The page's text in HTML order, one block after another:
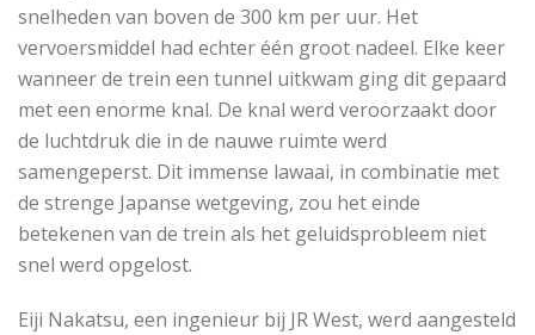
snelheden van boven de 300 km per uur. Het
vervoersmiddel had echter één groot nadeel. Elke keer
wanneer de trein een tunnel uitkwam ging dit gepaard
met een enorme knal. De knal werd veroorzaakt door
de luchtdruk die in de nauwe ruimte werd
samengeperst. Dit immense lawaai, in combinatie met
de strenge Japanse wetgeving, zou het einde
betekenen van de trein als het geluidsprobleem niet
snel werd opgelost.
Eiji Nakatsu, een ingenieur bij JR West, werd aangesteld